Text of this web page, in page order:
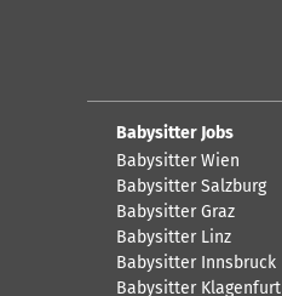
Babysitter Jobs
Babysitter Wien
Babysitter Salzburg
Babysitter Graz
Babysitter Linz
Babysitter Innsbruck
Babysitter Klagenfurt